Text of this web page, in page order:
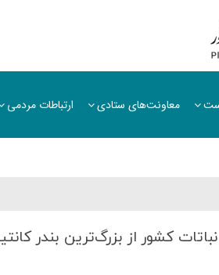
معاونت‌های ستادی ارتباطات مردمی
كشور از بزرگ‌ترین بندر